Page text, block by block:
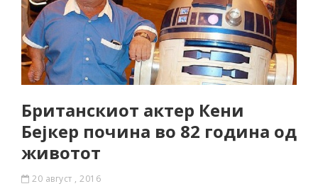
Британскиот актер Кени
Бејкер почина во 82 година од
животот
20 август , 2016